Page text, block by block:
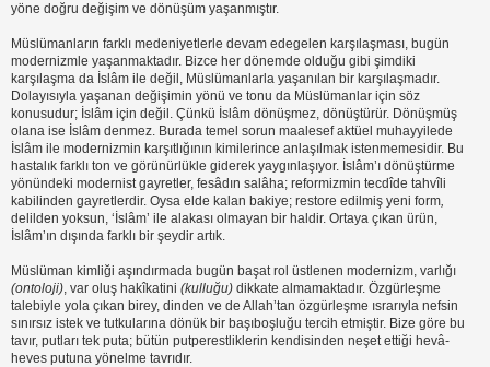
yöne doğru değişim ve dönüşüm yaşanmıştır.
Müslümanların farklı medeniyetlerle devam edegelen karşılaşması, bugün
modernizmle yaşanmaktadır. Bizce her dönemde olduğu gibi şimdiki
karşılaşma da İslâm ile değil, Müslümanlarla yaşanılan bir karşılaşmadır.
Dolayısıyla yaşanan değişimin yönü ve tonu da Müslümanlar için söz
konusudur; İslâm için değil. Çünkü İslâm dönüşmez, dönüştürür. Dönüşmüş
olana ise İslâm denmez. Burada temel sorun maalesef aktüel muhayyilede
İslâm ile modernizmin karşıtlığının kimilerince anlaşılmak istenmemesidir. Bu
hastalık farklı ton ve görünürlükle giderek yaygınlaşıyor. İslâm’ı dönüştürme
yönündeki modernist gayretler, fesâdın salâha; reformizmin tecdîde tahvîli
kabilinden gayretlerdir. Oysa elde kalan bakiye; restore edilmiş yeni form,
delilden yoksun, ‘İslâm’ ile alakası olmayan bir haldir. Ortaya çıkan ürün,
İslâm’ın dışında farklı bir şeydir artık.
Müslüman kimliği aşındırmada bugün başat rol üstlenen modernizm, varlığı
(ontoloji), var oluş hakîkatini (kulluğu) dikkate almamaktadır. Özgürleşme
talebiyle yola çıkan birey, dinden ve de Allah’tan özgürleşme ısrarıyla nefsin
sınırsız istek ve tutkularına dönük bir başıboşluğu tercih etmiştir. Bize göre bu
tavır, putları tek puta; bütün putperestliklerin kendisinden neşet ettiği hevâ-
heves putuna yönelme tavrıdır.